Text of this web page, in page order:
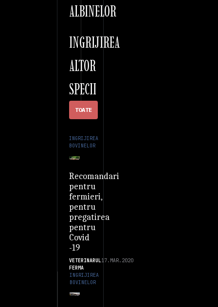
ALBINELOR
INGRIJIREA
ALTOR
SPECII
TOATE
INGRIJIREA
BOVINELOR
Recomandari
pentru
fermieri,
pentru
pregatirea
pentru
Covid
-19
VETERINARUL
FERMA
17.MAR.2020
INGRIJIREA
BOVINELOR